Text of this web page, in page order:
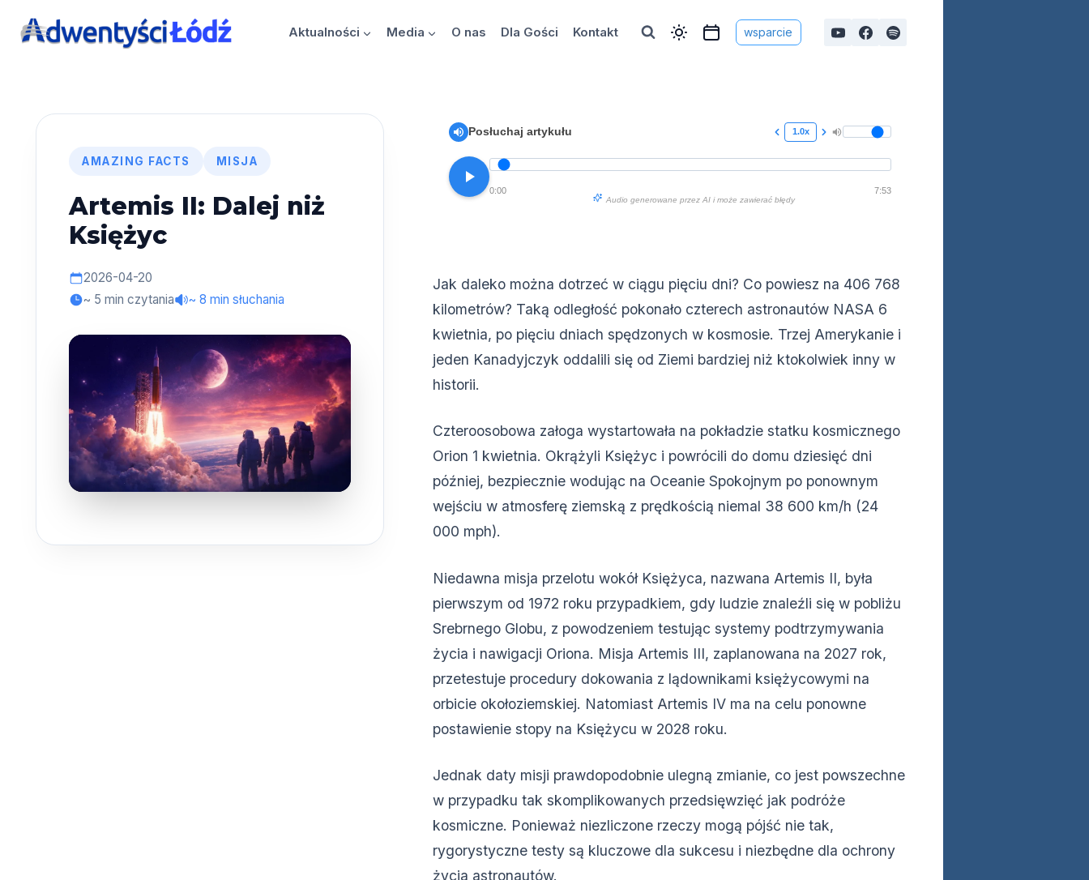
Aktualności Media O nas Dla Gości Kontakt wsparcie
AMAZING FACTS MISJA
Artemis II: Dalej niż
Księżyc
2026-04-20
~ 5 min czytania
~ 8 min słuchania
Posłuchaj artykułu 1.0x
0:00 7:53
Audio generowane przez AI i może zawierać błędy
Jak daleko można dotrzeć w ciągu pięciu dni? Co powiesz na 406 768
kilometrów? Taką odległość pokonało czterech astronautów NASA 6
kwietnia, po pięciu dniach spędzonych w kosmosie. Trzej Amerykanie i
jeden Kanadyjczyk oddalili się od Ziemi bardziej niż ktokolwiek inny w
historii.
Czteroosobowa załoga wystartowała na pokładzie statku kosmicznego
Orion 1 kwietnia. Okrążyli Księżyc i powrócili do domu dziesięć dni
później, bezpiecznie wodując na Oceanie Spokojnym po ponownym
wejściu w atmosferę ziemską z prędkością niemal 38 600 km/h (24
000 mph).
Niedawna misja przelotu wokół Księżyca, nazwana Artemis II, była
pierwszym od 1972 roku przypadkiem, gdy ludzie znaleźli się w pobliżu
Srebrnego Globu, z powodzeniem testując systemy podtrzymywania
życia i nawigacji Oriona. Misja Artemis III, zaplanowana na 2027 rok,
przetestuje procedury dokowania z lądownikami księżycowymi na
orbicie okołoziemskiej. Natomiast Artemis IV ma na celu ponowne
postawienie stopy na Księżycu w 2028 roku.
Jednak daty misji prawdopodobnie ulegną zmianie, co jest powszechne
w przypadku tak skomplikowanych przedsięwzięć jak podróże
kosmiczne. Ponieważ niezliczone rzeczy mogą pójść nie tak,
rygorystyczne testy są kluczowe dla sukcesu i niezbędne dla ochrony
życia astronautów.